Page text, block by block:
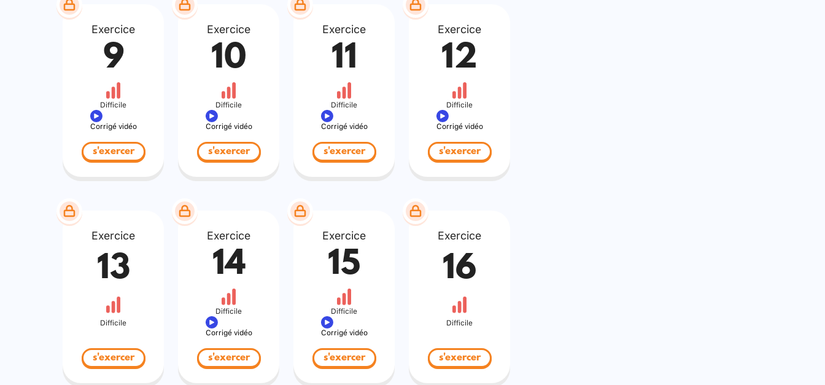
Exercice
9
Difficile
Corrigé vidéo
s'exercer
Exercice
10
Difficile
Corrigé vidéo
s'exercer
Exercice
11
Difficile
Corrigé vidéo
s'exercer
Exercice
12
Difficile
Corrigé vidéo
s'exercer
Exercice
13
Difficile
s'exercer
Exercice
14
Difficile
Corrigé vidéo
s'exercer
Exercice
15
Difficile
Corrigé vidéo
s'exercer
Exercice
16
Difficile
s'exercer